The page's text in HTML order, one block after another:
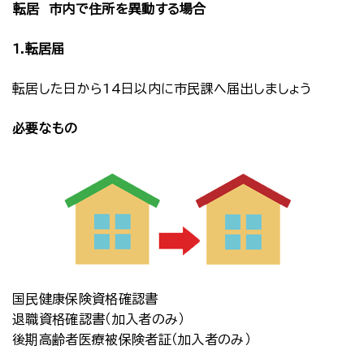
転居 市内で住所を異動する場合
1.転居届
転居した日から14日以内に市民課へ届出しましょう
必要なもの
国民健康保険資格確認書
退職資格確認書（加入者のみ）
後期高齢者医療被保険者証（加入者のみ）